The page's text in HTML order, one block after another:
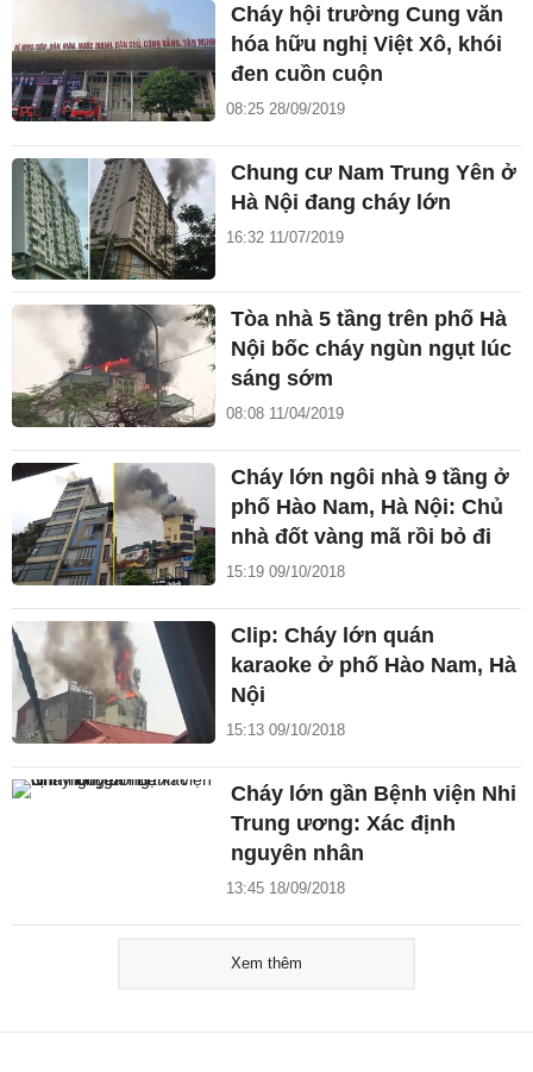
Cháy hội trường Cung văn
hóa hữu nghị Việt Xô, khói
đen cuồn cuộn
08:25 28/09/2019
Chung cư Nam Trung Yên ở
Hà Nội đang cháy lớn
16:32 11/07/2019
Tòa nhà 5 tầng trên phố Hà
Nội bốc cháy ngùn ngụt lúc
sáng sớm
08:08 11/04/2019
Cháy lớn ngôi nhà 9 tầng ở
phố Hào Nam, Hà Nội: Chủ
nhà đốt vàng mã rồi bỏ đi
15:19 09/10/2018
Clip: Cháy lớn quán
karaoke ở phố Hào Nam, Hà
Nội
15:13 09/10/2018
Cháy lớn gần Bệnh viện Nhi
Trung ương: Xác định
nguyên nhân
13:45 18/09/2018
Xem thêm